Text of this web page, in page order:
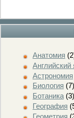
Анатомия
Английский
Астрономия
Биология (7)
Ботаника(3)
География
Геометрия